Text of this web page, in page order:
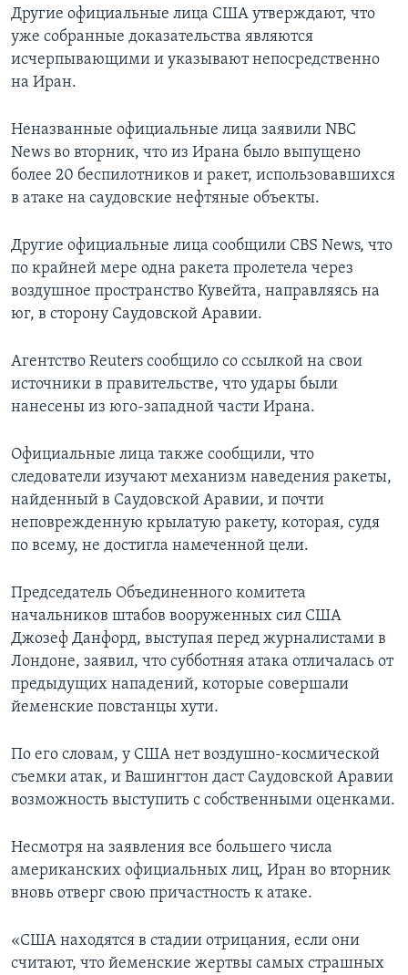
Другие официальные лица США утверждают, что
уже собранные доказательства являются
исчерпывающими и указывают непосредственно
на Иран.
Неназванные официальные лица заявили NBC
News во вторник, что из Ирана было выпущено
более 20 беспилотников и ракет, использовавшихся
в атаке на саудовские нефтяные объекты.
Другие официальные лица сообщили CBS News, что
по крайней мере одна ракета пролетела через
воздушное пространство Кувейта, направляясь на
юг, в сторону Саудовской Аравии.
Агентство Reuters сообщило со ссылкой на свои
источники в правительстве, что удары были
нанесены из юго-западной части Ирана.
Официальные лица также сообщили, что
следователи изучают механизм наведения ракеты,
найденный в Саудовской Аравии, и почти
неповрежденную крылатую ракету, которая, судя
по всему, не достигла намеченной цели.
Председатель Объединенного комитета
начальников штабов вооруженных сил США
Джозеф Данфорд, выступая перед журналистами в
Лондоне, заявил, что субботняя атака отличалась от
предыдущих нападений, которые совершали
йеменские повстанцы хути.
По его словам, у США нет воздушно-космической
съемки атак, и Вашингтон даст Саудовской Аравии
возможность выступить с собственными оценками.
Несмотря на заявления все большего числа
американских официальных лиц, Иран во вторник
вновь отверг свою причастность к атаке.
«США находятся в стадии отрицания, если они
считают, что йеменские жертвы самых страшных